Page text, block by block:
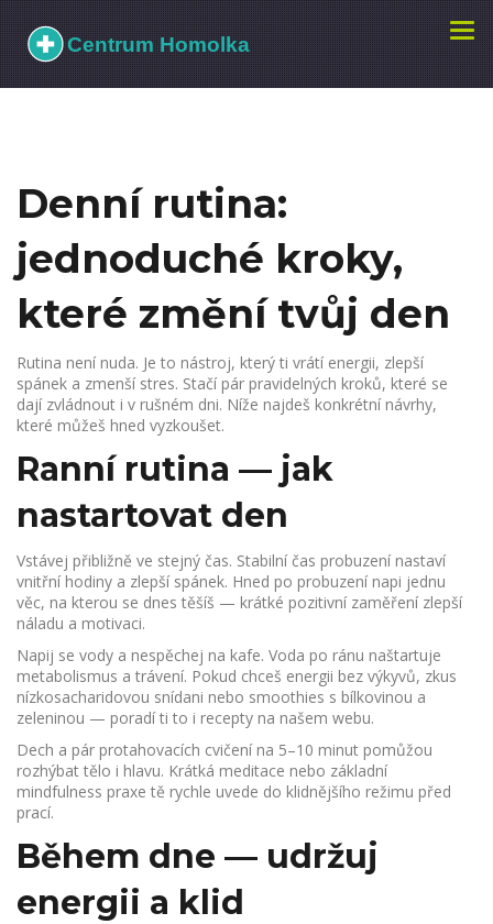
Denní rutina:
jednoduché kroky,
které změní tvůj den
Rutina není nuda. Je to nástroj, který ti vrátí energii, zlepší
spánek a zmenší stres. Stačí pár pravidelných kroků, které se
dají zvládnout i v rušném dni. Níže najdeš konkrétní návrhy,
které můžeš hned vyzkoušet.
Ranní rutina — jak
nastartovat den
Vstávej přibližně ve stejný čas. Stabilní čas probuzení nastaví
vnitřní hodiny a zlepší spánek. Hned po probuzení napi jednu
věc, na kterou se dnes těšíš — krátké pozitivní zaměření zlepší
náladu a motivaci.
Napij se vody a nespěchej na kafe. Voda po ránu naštartuje
metabolismus a trávení. Pokud chceš energii bez výkyvů, zkus
nízkosacharidovou snídani nebo smoothies s bílkovinou a
zeleninou — poradí ti to i recepty na našem webu.
Dech a pár protahovacích cvičení na 5–10 minut pomůžou
rozhýbat tělo i hlavu. Krátká meditace nebo základní
mindfulness praxe tě rychle uvede do klidnějšího režimu před
prací.
Během dne — udržuj
energii a klid